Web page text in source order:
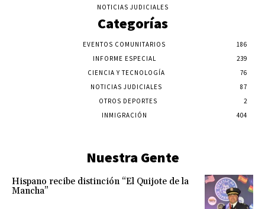
NOTICIAS JUDICIALES
Categorías
EVENTOS COMUNITARIOS
186
INFORME ESPECIAL
239
CIENCIA Y TECNOLOGÍA
76
NOTICIAS JUDICIALES
87
OTROS DEPORTES
2
INMIGRACIÓN
404
Nuestra Gente
Hispano recibe distinción “El Quijote de la
Mancha”